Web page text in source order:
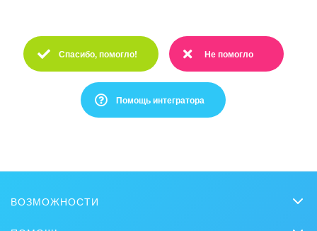
Спасибо, помогло!
Спасибо :)
Не помогло
Очень жаль :(
Помощь интегратора
ВОЗМОЖНОСТИ